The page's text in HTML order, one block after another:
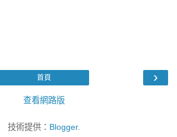
›
首頁
查看網路版
技術提供： Blogger.